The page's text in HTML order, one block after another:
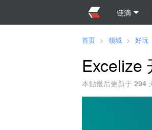
链滴
首页 > 领域 > 好玩
Excelize
本贴最后更新于 294